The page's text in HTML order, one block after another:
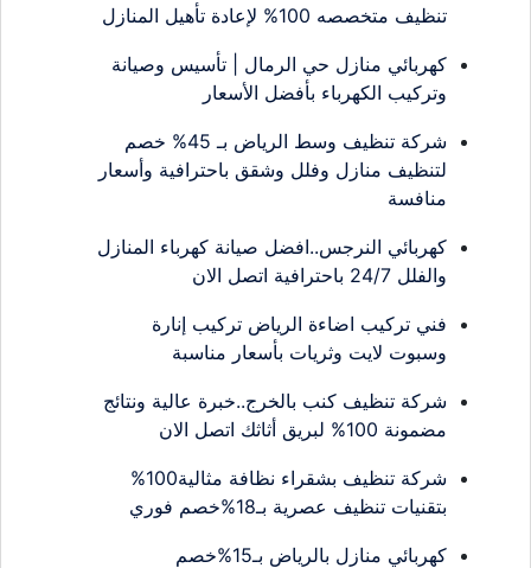
تنظيف متخصصه 100% لإعادة تأهيل المنازل
كهربائي منازل حي الرمال | تأسيس وصيانة
وتركيب الكهرباء بأفضل الأسعار
شركة تنظيف وسط الرياض بـ 45% خصم
لتنظيف منازل وفلل وشقق باحترافية وأسعار
منافسة
كهربائي النرجس..افضل صيانة كهرباء المنازل
والفلل 24/7 باحترافية اتصل الان
فني تركيب اضاءة الرياض تركيب إنارة
وسبوت لايت وثريات بأسعار مناسبة
شركة تنظيف كنب بالخرج..خبرة عالية ونتائج
مضمونة 100% لبريق أثاثك اتصل الان
شركة تنظيف بشقراء نظافة مثالية100%
بتقنيات تنظيف عصرية بـ18%خصم فوري
كهربائي منازل بالرياض بـ15%خصم